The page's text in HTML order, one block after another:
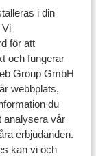
i din
för att
och fungerar
Group GmbH
webbplats,
du
analysera vår
erbjudanden.
kan vi och